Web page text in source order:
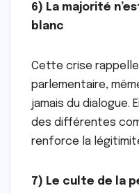
6) La majorité
blanc
Cette crise rappelle
parlementaire,
jamais du dialogue.
des différentes
renforce la
7) Le culte de la